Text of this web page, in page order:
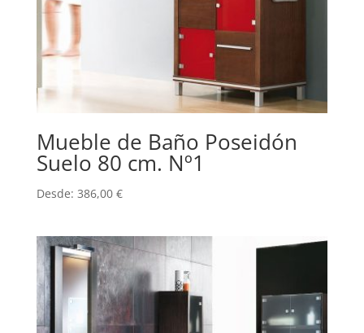
Mueble de Baño Poseidón
Suelo 80 cm. Nº1
Desde: 386,00 €